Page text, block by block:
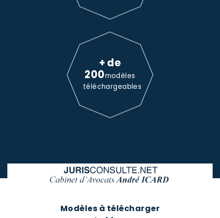
+ de
200modèles
téléchargeables
Modèles à télécharger